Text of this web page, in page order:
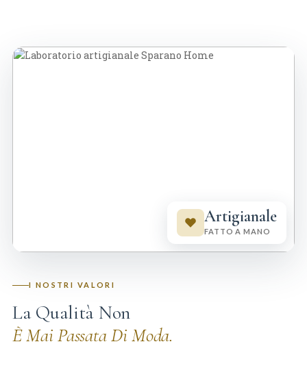
Artigianale
FATTO A MANO
I NOSTRI VALORI
La Qualità Non
È Mai Passata Di Moda.